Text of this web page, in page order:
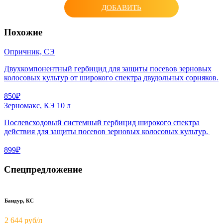
ДОБАВИТЬ
Похожие
Опричник, СЭ
Двухкомпонентный гербицид для защиты посевов зерновых
колосовых культур от широкого спектра двудольных сорняков.
850₽
Зерномакс, КЭ 10 л
Послевсходовый системный гербицид широкого спектра
действия для защиты посевов зерновых колосовых культур.
899₽
Спецпредложение
Бандур, КС
2 644 руб/л